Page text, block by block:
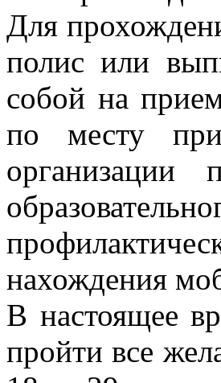
Для
полис или
собой на
по месту
организации
нахождения
В настоящее
пройти все